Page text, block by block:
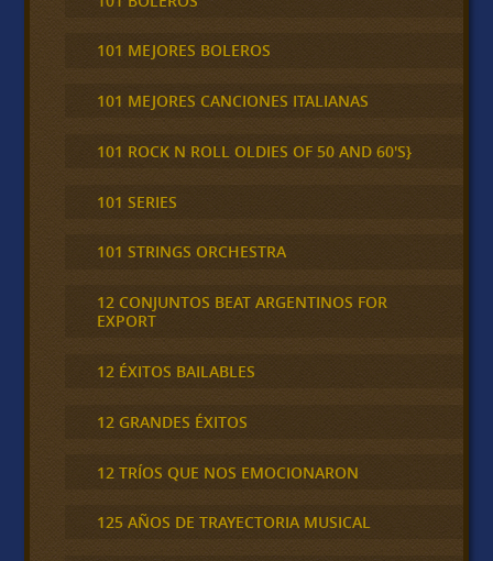
101 MEJORES BOLEROS
101 MEJORES CANCIONES ITALIANAS
101 ROCK N ROLL OLDIES OF 50 AND 60'S}
101 SERIES
101 STRINGS ORCHESTRA
12 CONJUNTOS BEAT ARGENTINOS FOR
EXPORT
12 ÉXITOS BAILABLES
12 GRANDES ÉXITOS
12 TRÍOS QUE NOS EMOCIONARON
125 AÑOS DE TRAYECTORIA MUSICAL